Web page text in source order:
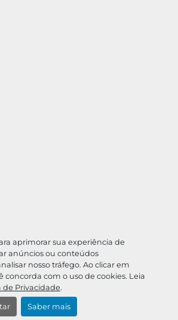
aprimorar sua experiência de
anúncios ou conteúdos
nosso tráfego. Ao clicar em
concorda com o uso de cookies. Leia
de Privacidade.
Saber mais